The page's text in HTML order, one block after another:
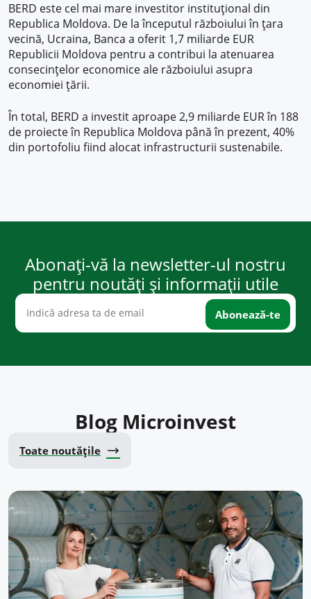
BERD este cel mai mare investitor instituțional din
Republica Moldova. De la începutul războiului în țara
vecină, Ucraina, Banca a oferit 1,7 miliarde EUR
Republicii Moldova pentru a contribui la atenuarea
consecințelor economice ale războiului asupra
economiei țării.
În total, BERD a investit aproape 2,9 miliarde EUR în 188
de proiecte în Republica Moldova până în prezent, 40%
din portofoliu fiind alocat infrastructurii sustenabile.
Abonați-vă la newsletter-ul nostru
pentru noutăți și informații utile
Blog Microinvest
Toate noutățile